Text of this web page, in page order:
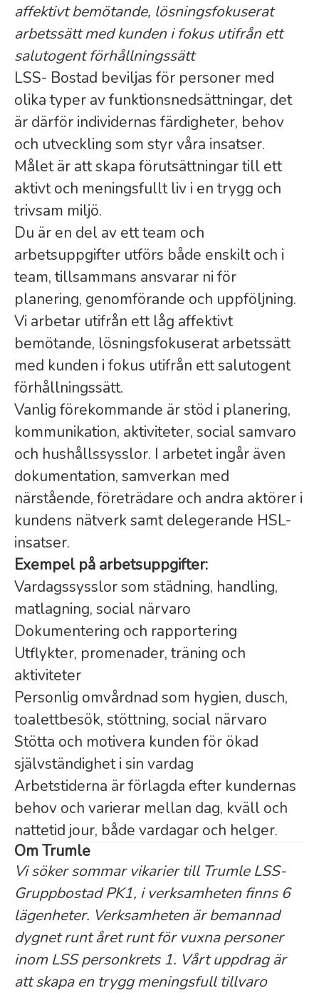
affektivt bemötande, lösningsfokuserat
arbetssätt med kunden i fokus utifrån ett
salutogent förhållningssätt
LSS- Bostad beviljas för personer med
olika typer av funktionsnedsättningar, det
är därför individernas färdigheter, behov
och utveckling som styr våra insatser.
Målet är att skapa förutsättningar till ett
aktivt och meningsfullt liv i en trygg och
trivsam miljö.
Du är en del av ett team och
arbetsuppgifter utförs både enskilt och i
team, tillsammans ansvarar ni för
planering, genomförande och uppföljning.
Vi arbetar utifrån ett låg affektivt
bemötande, lösningsfokuserat arbetssätt
med kunden i fokus utifrån ett salutogent
förhållningssätt.
Vanlig förekommande är stöd i planering,
kommunikation, aktiviteter, social samvaro
och hushållssysslor. I arbetet ingår även
dokumentation, samverkan med
närstående, företrädare och andra aktörer i
kundens nätverk samt delegerande HSL-
insatser.
Exempel på arbetsuppgifter:
Vardagssysslor som städning, handling,
matlagning, social närvaro
Dokumentering och rapportering
Utflykter, promenader, träning och
aktiviteter
Personlig omvårdnad som hygien, dusch,
toalettbesök, stöttning, social närvaro
Stötta och motivera kunden för ökad
självständighet i sin vardag
Arbetstiderna är förlagda efter kundernas
behov och varierar mellan dag, kväll och
nattetid jour, både vardagar och helger.
Om Trumle
Vi söker sommar vikarier till Trumle LSS-
Gruppbostad PK1, i verksamheten finns 6
lägenheter. Verksamheten är bemannad
dygnet runt året runt för vuxna personer
inom LSS personkrets 1. Vårt uppdrag är
att skapa en trygg meningsfull tillvaro